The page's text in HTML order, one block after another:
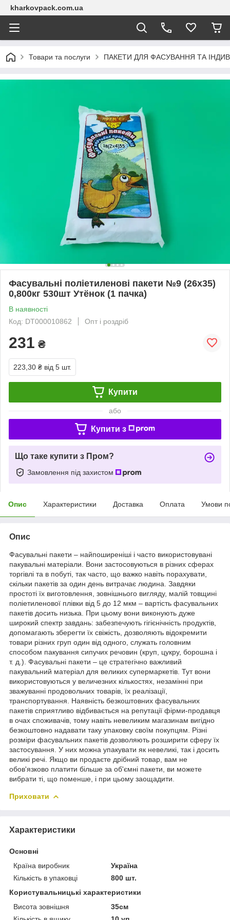
kharkovpack.com.ua
Товари та послуги ПАКЕТИ ДЛЯ ФАСУВАННЯ ТА
Фасувальні поліетиленові пакети №9 (26х35)
0,800кг 530шт Утёнок (1 пачка)
В наявності
Код: DT000010862
Опт і роздріб
231 ₴
223,30 ₴ від 5 шт.
Купити
або
Купити з
Що таке купити з Пром?
Замовлення під захистом
Опис Характеристики Доставка Оплата Умови
Опис
Фасувальні пакети – найпоширеніші і часто використовувані
пакувальні матеріали. Вони застосовуються в різних сферах
торгівлі та в побуті, так часто, що важко навіть порахувати,
скільки пакетів за один день витрачає людина. Завдяки
простоті їх виготовлення, зовнішнього вигляду, малій товщині
поліетиленової плівки від 5 до 12 мкм – вартість фасувальних
пакетів досить низька. При цьому вони виконують дуже
широкий спектр завдань: забезпечують гігієнічність продуктів,
допомагають зберегти їх свіжість, дозволяють відокремити
товари різних груп один від одного, служать головним
способом пакування сипучих речовин (круп, цукру, борошна і
т. д.). Фасувальні пакети – це стратегічно важливий
пакувальний матеріал для великих супермаркетів. Тут вони
використовуються у величезних кількостях, незамінні при
зважуванні продовольчих товарів, їх реалізації,
транспортування. Наявність безкоштовних фасувальних
пакетів сприятливо відбивається на репутації фірми-продавця
в очах споживачів, тому навіть невеликим магазинам вигідно
безкоштовно надавати таку упаковку своїм покупцям. Різні
розміри фасувальних пакетів дозволяють розширити сферу їх
застосування. У них можна упакувати як невеликі, так і досить
великі речі. Якщо ви продаєте дрібний товар, вам не
обов'язково платити більше за об'ємні пакети, ви можете
вибрати ті, що поменше, і при цьому заощадити.
Приховати
Характеристики
Основні
Країна виробник
Україна
Кількість в упаковці
800 шт.
Користувальницькі характеристики
Висота зовнішня
35см